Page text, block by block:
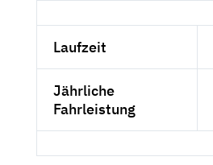
Laufzeit
Jährliche
Fahrleistung